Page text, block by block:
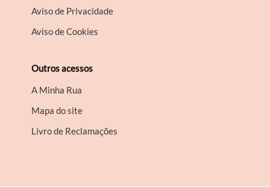
Aviso de Privacidade
Aviso de Cookies
Outros acessos
A Minha Rua
Mapa do site
Livro de Reclamações